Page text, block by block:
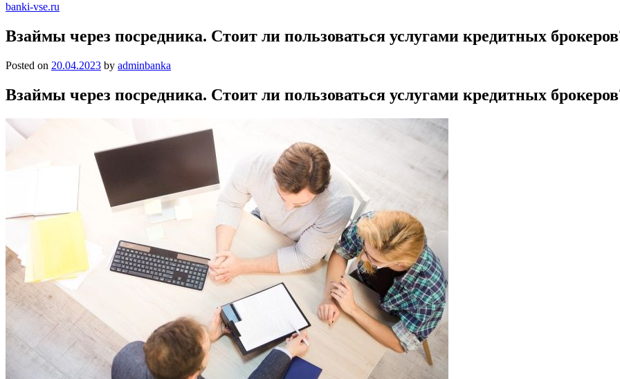
banki-vse.ru
Взаймы через посредника. Стоит ли пользоваться услугами кредитных
Posted on 20.04.2023 by adminbanka
Взаймы через посредника. Стоит ли пользоваться услугами кредитных